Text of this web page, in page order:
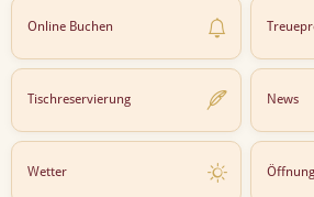
Online Buchen
Tischreservierung News
Wetter